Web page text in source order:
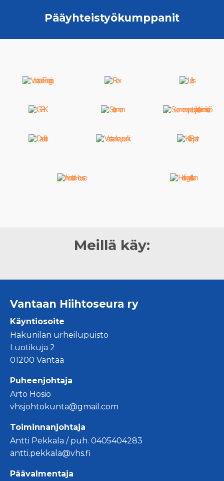
Pääyhteistyökumppanit
Meillä käy:
Vantaan Hiihtoseura ry
Käyntiosoite
Hakunilan urheilupuisto
Luotikuja 2
01200 Vantaa
Puheenjohtaja
Arto Hosio
vhsjohtokunta@gmail.com
Toiminnanjohtaja
Antti Pekkala / puh. 0405404283
antti.pekkala@vhs.fi
Päävalmentaja